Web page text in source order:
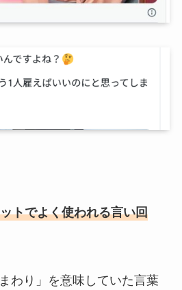
トでよく使われる言い回
わり」を意味していた言葉